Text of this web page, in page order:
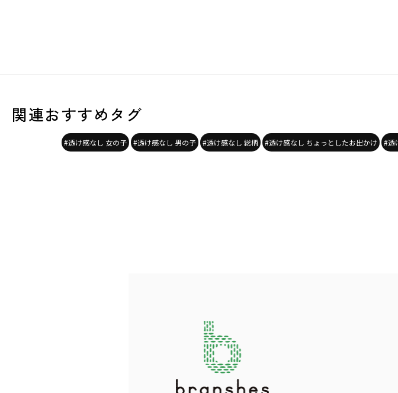
関連おすすめタグ
#透け感なし 女の子 #透け感なし 男の子 #透け感なし 総柄 #透け感なし ちょっとしたお出かけ #透